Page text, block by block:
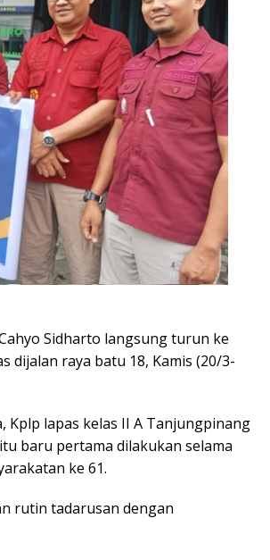
Sidharto langsung turun ke
dijalan raya batu 18, Kamis (20/3-
Kplp lapas kelas II A Tanjungpinang
baru pertama dilakukan selama
ke 61.
rutin tadarusan dengan